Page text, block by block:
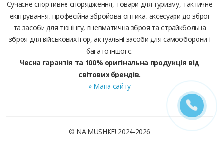
Сучасне спортивне спорядження, товари для туризму, тактичне
екіпірування, професійна збройова оптика, аксесуари до зброї
та засоби для тюнінгу, пневматична зброя та страйкбольна
зброя для військових ігор, актуальні засоби для самооборони і
багато іншого.
Чесна гарантія та 100% оригінальна продукція від
світових брендів.
» Мапа сайту
© NA MUSHKE! 2024-2026